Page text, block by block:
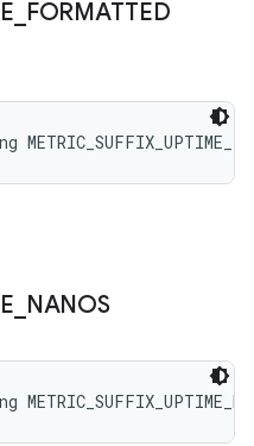
FORMATTED
NANOS